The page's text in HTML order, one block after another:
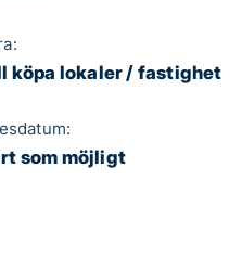
köpa lokaler / fastighet
som möjligt